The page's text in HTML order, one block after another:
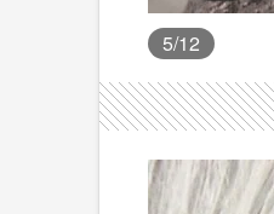
5/12